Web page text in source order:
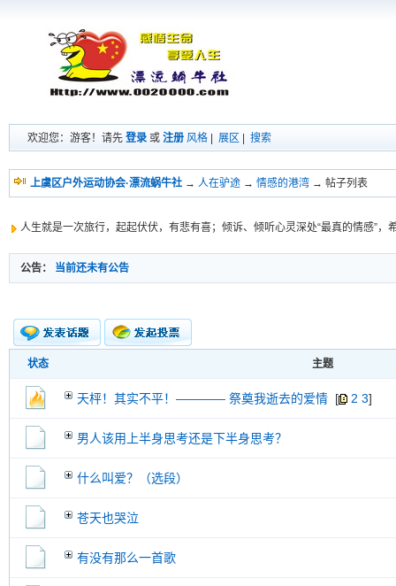
欢迎您：游客！请先 登录 或 注册 风格 展区 搜索
上虞区户外运动协会·漂流蜗牛社 → 人在驴途 → 情感的港湾 → 帖子列表
人生就是一次旅行，起起伏伏，有悲有喜；倾诉、倾听心灵深处“最真的情感”
公告： 当前还未有公告
新的主题
状态 主题
天枰！其实不平！———— 祭奠我逝去的爱情 [ 2 3]
男人该用上半身思考还是下半身思考？
什么叫爱？（选段）
苍天也哭泣
有没有那么一首歌